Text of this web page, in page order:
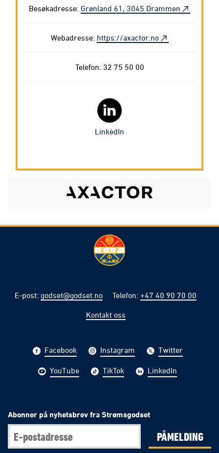
Besøkadresse: Grønland 61, 3045 Drammen
Webadresse: https://axactor.no
Telefon: 32 75 50 00
LinkedIn
E-post: godset@godset.no Telefon: +47 40 90 70 00
Kontakt oss
Facebook Instagram Twitter
YouTube TikTok LinkedIn
Abonner på nyhetsbrev fra Strømsgodset
PÅMELDING